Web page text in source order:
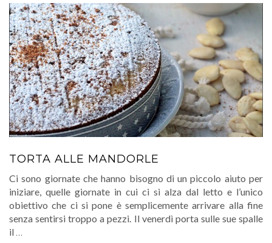
TORTA ALLE MANDORLE
Ci sono giornate che hanno bisogno di un piccolo aiuto per
iniziare, quelle giornate in cui ci si alza dal letto e l’unico
obiettivo che ci si pone è semplicemente arrivare alla fine
senza sentirsi troppo a pezzi. Il venerdì porta sulle sue spalle
il …